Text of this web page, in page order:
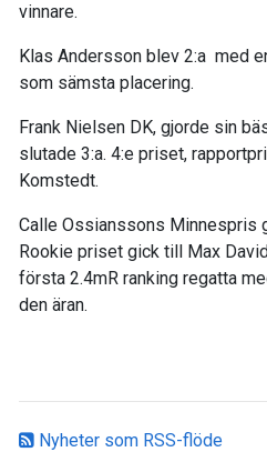
Nyheter som RSS-flöde
vinnare.
Klas Andersson blev 2:a med
som sämsta placering.
Frank Nielsen DK, gjorde sin
slutade 3:a. 4:e priset,
Komstedt.
Calle Ossianssons Minnespris
Rookie priset gick till Max
första 2.4mR ranking regatta
den äran.